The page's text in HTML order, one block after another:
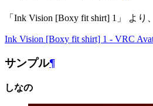
「Ink Vision [Boxy fit shirt] 1」 よ
Ink Vision [Boxy fit shirt] 1 - VRC
サンプル¶
しなの